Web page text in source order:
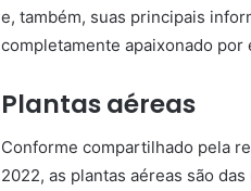
e, também, suas principais
completamente apaixonado por
Plantas aéreas
Conforme compartilhado pela
2022, as plantas aéreas são